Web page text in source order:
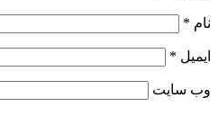
نام *
ایمیل *
وب‌ سایت